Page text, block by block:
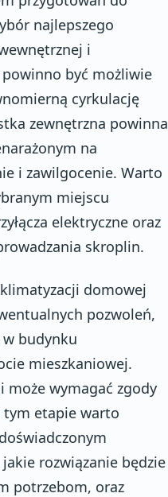
najlepszego
i
być możliwie
cyrkulację
zewnętrzna powinna
na
i zawilgocenie. Warto
miejscu
elektryczne oraz
skroplin.
domowej
pozwoleń,
budynku
mieszkaniowej.
może wymagać zgody
tym etapie warto
rozwiązanie będzie
potrzebom, oraz